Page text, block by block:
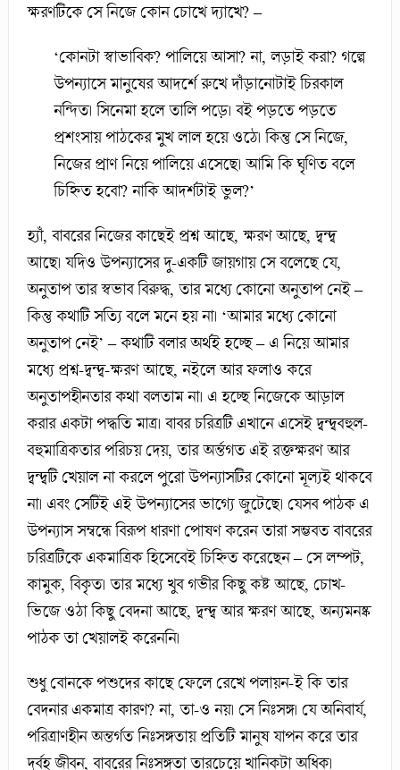
ক্ষরণটিকে সে নিজে কোন চোখে দ্যাখে? –
‘কোনটা স্বাভাবিক? পালিয়ে আসা? না, লড়াই করা? গল্পে
উপন্যাসে মানুষের আদর্শে রুখে দাঁড়ানোটাই চিরকাল
নন্দিত। সিনেমা হলে তালি পড়ে। বই পড়তে পড়তে
প্রশংসায় পাঠকের মুখ লাল হয়ে ওঠে। কিন্তু সে নিজে,
নিজের প্রাণ নিয়ে পালিয়ে এসেছে। আমি কি ঘৃণিত বলে
চিহ্নিত হবো? নাকি আদর্শটাই ভুল?’
হ্যাঁ, বাবরের নিজের কাছেই প্রশ্ন আছে, ক্ষরণ আছে, দ্বন্দ্ব
আছে। যদিও উপন্যাসের দু-একটি জায়গায় সে বলেছে যে,
অনুতাপ তার স্বভাব বিরুদ্ধ, তার মধ্যে কোনো অনুতাপ নেই –
কিন্তু কথাটি সত্যি বলে মনে হয় না। ‘আমার মধ্যে কোনো
অনুতাপ নেই’ – কথাটি বলার অর্থই হচ্ছে – এ নিয়ে আমার
মধ্যে প্রশ্ন-দ্বন্দ্ব-ক্ষরণ আছে, নইলে আর ফলাও করে
অনুতাপহীনতার কথা বলতাম না। এ হচ্ছে নিজেকে আড়াল
করার একটা পদ্ধতি মাত্র। বাবর চরিত্রটি এখানে এসেই দ্বন্দ্ববহুল-
বহুমাত্রিকতার পরিচয় দেয়, তার অর্ন্তগত এই রক্তক্ষরণ আর
দ্বন্দ্বটি খেয়াল না করলে পুরো উপন্যাসটির কোনো মূল্যই থাকবে
না। এবং সেটিই এই উপন্যাসের ভাগ্যে জুটেছে। যেসব পাঠক এ
উপন্যাস সম্বন্ধে বিরূপ ধারণা পোষণ করেন তারা সম্ভবত বাবরের
চরিত্রটিকে একমাত্রিক হিসেবেই চিহ্নিত করেছেন – সে লম্পট,
কামুক, বিকৃত। তার মধ্যে খুব গভীর কিছু কষ্ট আছে, চোখ-
ভিজে ওঠা কিছু বেদনা আছে, দ্বন্দ্ব আর ক্ষরণ আছে, অন্যমনষ্ক
পাঠক তা খেয়ালই করেননি।
শুধু বোনকে পশুদের কাছে ফেলে রেখে পলায়ন-ই কি তার
বেদনার একমাত্র কারণ? না, তা-ও নয়। সে নিঃসঙ্গ। যে অনিবার্য,
পরিত্রাণহীন অন্তর্গত নিঃসঙ্গতায় প্রতিটি মানুষ যাপন করে তার
দুর্বহ জীবন, বাবরের নিঃসঙ্গতা তারচেয়ে খানিকটা অধিক।